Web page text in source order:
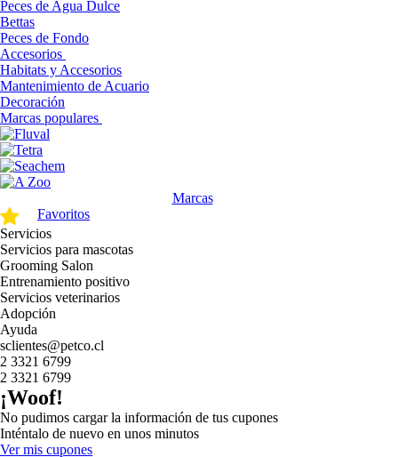
Peces de Agua Dulce
Bettas
Peces de Fondo
Accesorios
Habitats y Accesorios
Mantenimiento de Acuario
Decoración
Marcas populares
Marcas
Favoritos
Servicios
Servicios para mascotas
Grooming Salon
Entrenamiento positivo
Servicios veterinarios
Adopción
Ayuda
sclientes@petco.cl
2 3321 6799
2 3321 6799
¡Woof!
No pudimos cargar la información de tus cupones
Inténtalo de nuevo en unos minutos
Ver mis cupones